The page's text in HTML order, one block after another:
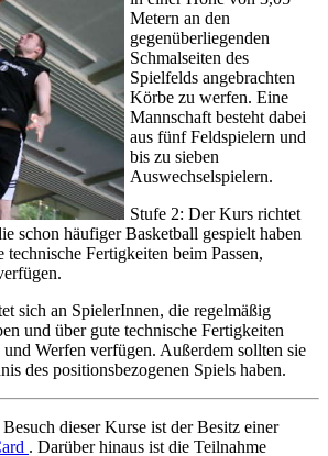
Metern an den
gegenüberliegenden
Schmalseiten des
Spielfelds angebrachten
Körbe zu werfen. Eine
Mannschaft besteht dabei
aus fünf Feldspielern und
bis zu sieben
Auswechselspielern.
Stufe 2: Der Kurs richtet
schon häufiger Basketball gespielt haben
technische Fertigkeiten beim Passen,
sich an SpielerInnen, die regelmäßig
und über gute technische Fertigkeiten
Werfen verfügen. Außerdem sollten sie
des positionsbezogenen Spiels haben.
dieser Kurse ist der Besitz einer
. Darüber hinaus ist die Teilnahme